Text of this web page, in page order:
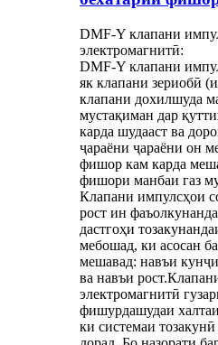
DMF-Y клапани
электромагнитӣ:
DMF-Y клапани
як клапани зериобӣ
клапани дохилшуда
мустақиман дар
карда шудааст ва
ҷараёни ҷараёни он
фишор кам карда
фишори манбаи газ
Клапани импулсҳои
рост ин
дастгоҳи
мебошад, ки асосан
мешавад: навъи
ва навъи
электромагнитӣ
фишурдашудаи
ки системаи